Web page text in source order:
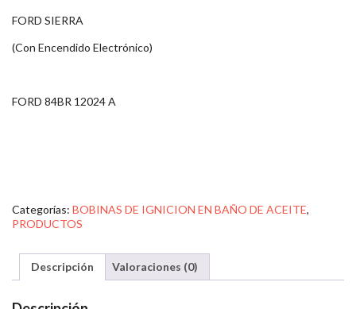
FORD SIERRA
(Con Encendido Electrónico)
FORD 84BR 12024 A
Categorías: BOBINAS DE IGNICION EN BAÑO DE ACEITE,
PRODUCTOS
Descripción Valoraciones (0)